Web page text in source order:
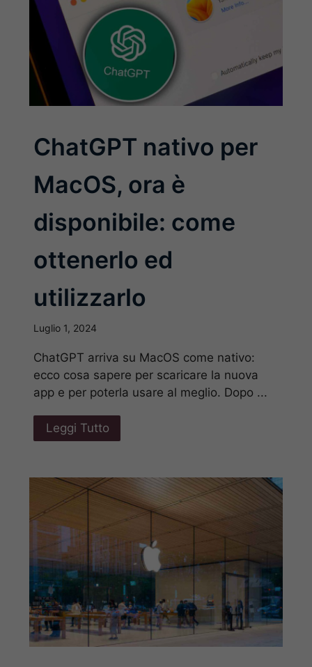
ChatGPT nativo per
MacOS, ora è
disponibile: come
ottenerlo ed
utilizzarlo
Luglio 1, 2024
ChatGPT arriva su MacOS come nativo:
ecco cosa sapere per scaricare la nuova
app e per poterla usare al meglio. Dopo ...
Leggi Tutto